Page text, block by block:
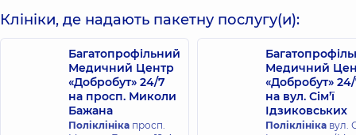
Анатолійович
Рентгенолог,
Рентгенолог,
Шпіро Марія
Вадимівна
Рентгенолог,
Корнєєва
Анастасія
Сергіївна
Рентгенолог,5
років досвіду
Клініки, де надають пакетну послугу(и):
Багатопрофільний
Медичний Центр
«Добробут» 24/7
на просп. Миколи
Бажана
Поліклініка просп.
Медичний
«Добробут»
на вул. Сім’ї
Ідзиковських
Поліклініка вул.